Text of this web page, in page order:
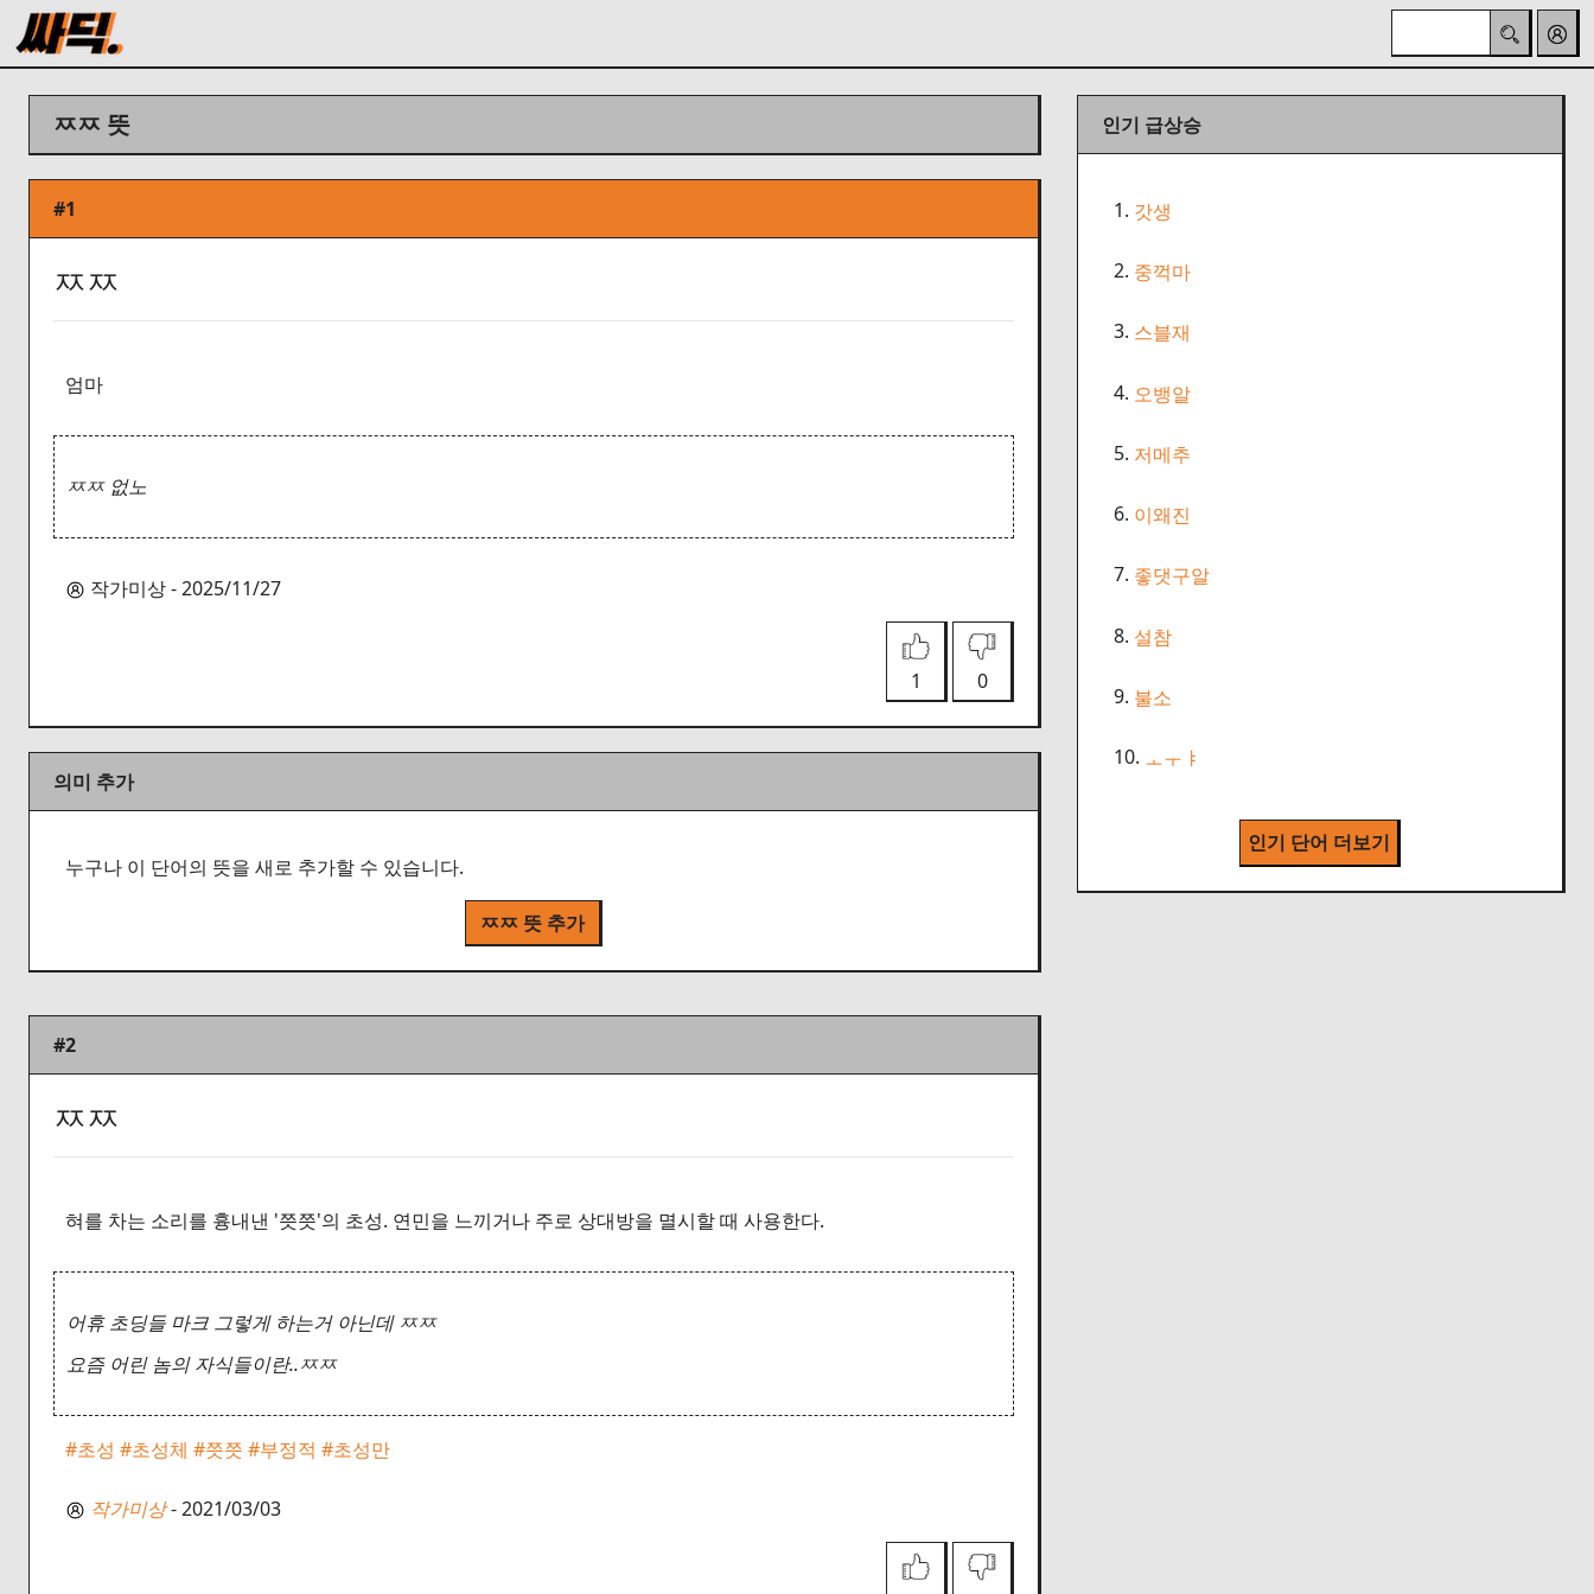
ㅉㅉ 뜻
#1
ㅉㅉ
엄마
ㅉㅉ 없노
작가미상 - 2025/11/27
1 0
의미 추가
누구나 이 단어의 뜻을 새로 추가할 수 있습니다.
ㅉㅉ 뜻 추가
인기 급상승
1. 갓생
2. 중꺽마
3. 스블재
4. 오뱅알
5. 저메추
6. 이왜진
7. 좋댓구알
8. 설참
9. 불소
10. ㅗㅜㅑ
인기 단어 더보기
#2
ㅉㅉ
혀를 차는 소리를 흉내낸 '쯧쯧'의 초성. 연민을 느끼거나 주로 상대방을 멸시할 때 사용한다.
어휴 초딩들 마크 그렇게 하는거 아닌데 ㅉㅉ
요즘 어린 놈의 자식들이란..ㅉㅉ
#초성 #초성체 #쯧쯧 #부정적 #초성만
작가미상- 2021/03/03